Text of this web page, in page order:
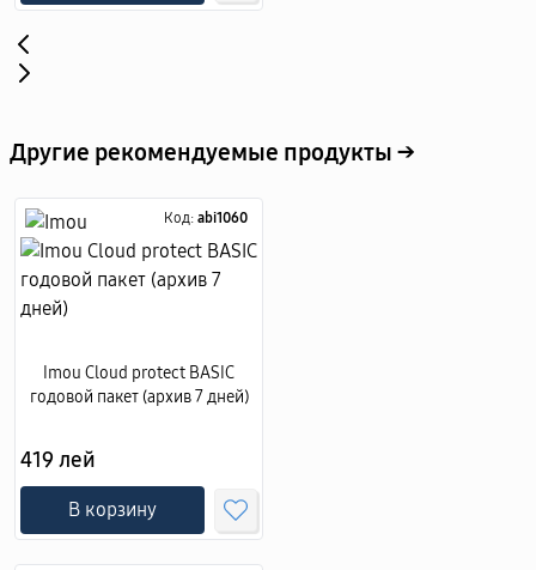
Другие рекомендуемые продукты →
Код: abi1060
Imou Cloud protect BASIC
годовой пакет (архив 7 дней)
419 лей
В корзину